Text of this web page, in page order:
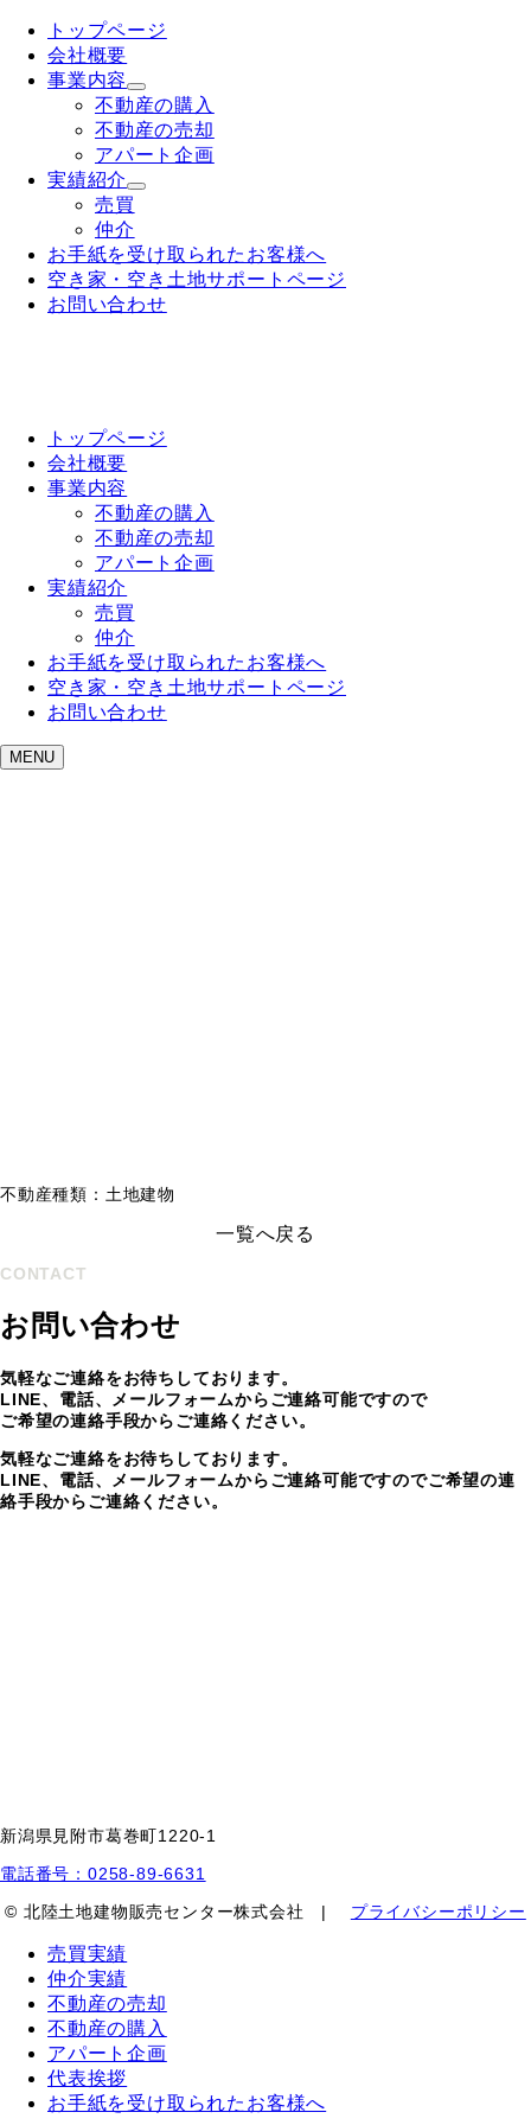
トップページ
会社概要
事業内容
不動産の購入
不動産の売却
アパート企画
実績紹介
売買
仲介
お手紙を受け取られたお客様へ
空き家・空き土地サポートページ
お問い合わせ
トップページ
会社概要
事業内容
不動産の購入
不動産の売却
アパート企画
実績紹介
売買
仲介
お手紙を受け取られたお客様へ
空き家・空き土地サポートページ
お問い合わせ
MENU
不動産種類：土地建物
一覧へ戻る
CONTACT
お問い合わせ
気軽なご連絡をお待ちしております。
LINE、電話、メールフォームからご連絡可能ですので
ご希望の連絡手段からご連絡ください。
気軽なご連絡をお待ちしております。
LINE、電話、メールフォームからご連絡可能ですのでご希望の連
絡手段からご連絡ください。
新潟県見附市葛巻町1220-1
電話番号：0258-89-6631
© 北陸土地建物販売センター株式会社 | プライバシーポリシー
売買実績
仲介実績
不動産の売却
不動産の購入
アパート企画
代表挨拶
お手紙を受け取られたお客様へ